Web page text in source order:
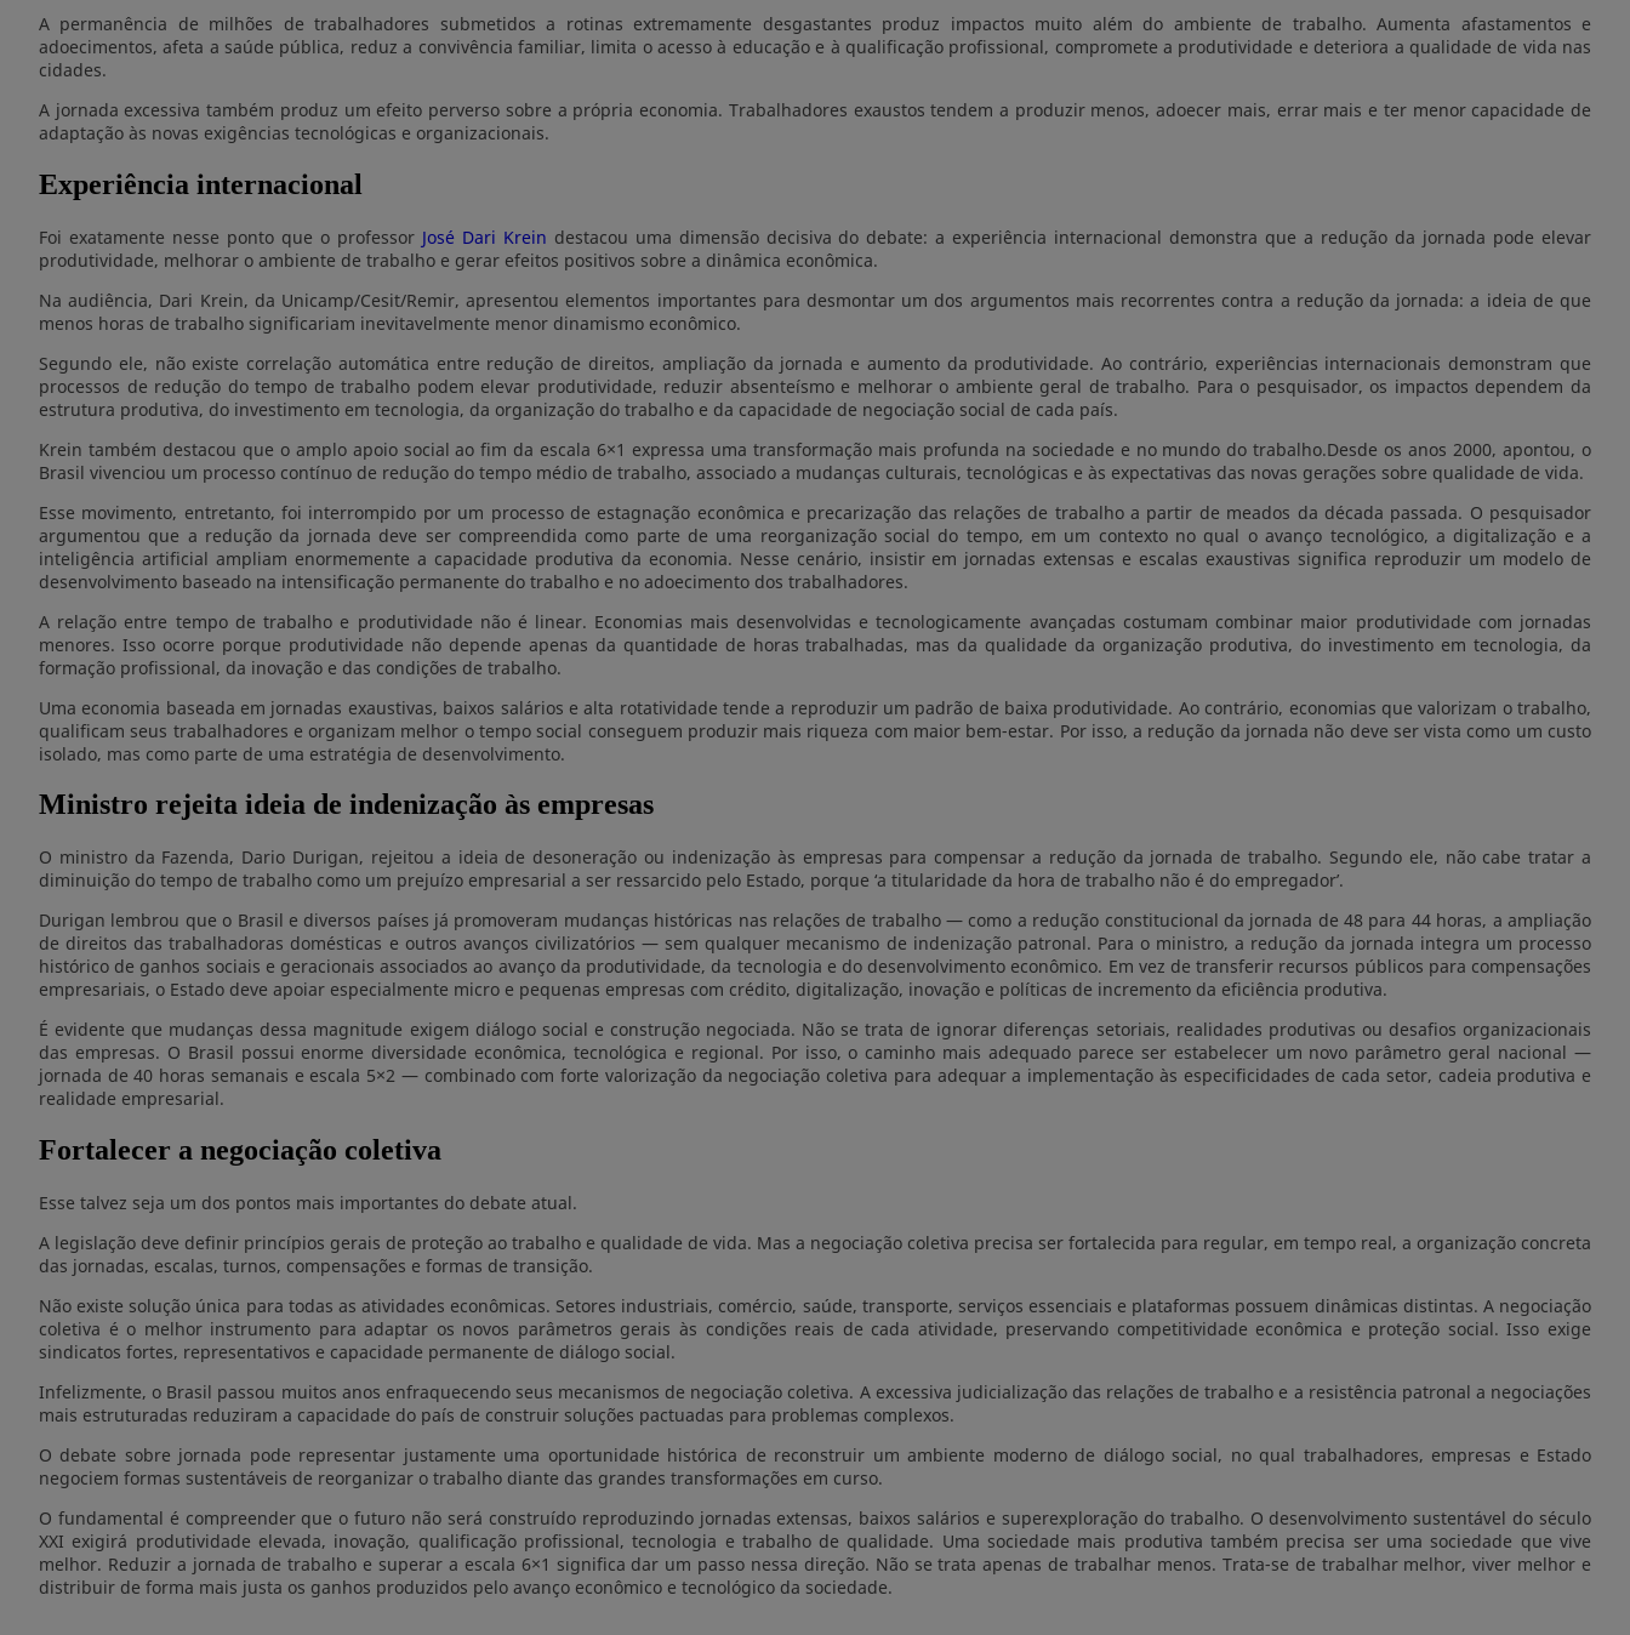
A permanência de milhões de trabalhadores submetidos a rotinas extremamente desgastantes produz impactos muito além do ambiente de trabalho. Aumenta afastamentos e
adoecimentos, afeta a saúde pública, reduz a convivência familiar, limita o acesso à educação e à qualificação profissional, compromete a produtividade e deteriora a qualidade de vida nas
cidades.
A jornada excessiva também produz um efeito perverso sobre a própria economia. Trabalhadores exaustos tendem a produzir menos, adoecer mais, errar mais e ter menor capacidade de
adaptação às novas exigências tecnológicas e organizacionais.
Experiência internacional
Foi exatamente nesse ponto que o professor José Dari Krein destacou uma dimensão decisiva do debate: a experiência internacional demonstra que a redução da jornada pode elevar
produtividade, melhorar o ambiente de trabalho e gerar efeitos positivos sobre a dinâmica econômica.
Na audiência, Dari Krein, da Unicamp/Cesit/Remir, apresentou elementos importantes para desmontar um dos argumentos mais recorrentes contra a redução da jornada: a ideia de que
menos horas de trabalho significariam inevitavelmente menor dinamismo econômico.
Segundo ele, não existe correlação automática entre redução de direitos, ampliação da jornada e aumento da produtividade. Ao contrário, experiências internacionais demonstram que
processos de redução do tempo de trabalho podem elevar produtividade, reduzir absenteísmo e melhorar o ambiente geral de trabalho. Para o pesquisador, os impactos dependem da
estrutura produtiva, do investimento em tecnologia, da organização do trabalho e da capacidade de negociação social de cada país.
Krein também destacou que o amplo apoio social ao fim da escala 6×1 expressa uma transformação mais profunda na sociedade e no mundo do trabalho.Desde os anos 2000, apontou, o
Brasil vivenciou um processo contínuo de redução do tempo médio de trabalho, associado a mudanças culturais, tecnológicas e às expectativas das novas gerações sobre qualidade de vida.
Esse movimento, entretanto, foi interrompido por um processo de estagnação econômica e precarização das relações de trabalho a partir de meados da década passada. O pesquisador
argumentou que a redução da jornada deve ser compreendida como parte de uma reorganização social do tempo, em um contexto no qual o avanço tecnológico, a digitalização e a
inteligência artificial ampliam enormemente a capacidade produtiva da economia. Nesse cenário, insistir em jornadas extensas e escalas exaustivas significa reproduzir um modelo de
desenvolvimento baseado na intensificação permanente do trabalho e no adoecimento dos trabalhadores.
A relação entre tempo de trabalho e produtividade não é linear. Economias mais desenvolvidas e tecnologicamente avançadas costumam combinar maior produtividade com jornadas
menores. Isso ocorre porque produtividade não depende apenas da quantidade de horas trabalhadas, mas da qualidade da organização produtiva, do investimento em tecnologia, da
formação profissional, da inovação e das condições de trabalho.
Uma economia baseada em jornadas exaustivas, baixos salários e alta rotatividade tende a reproduzir um padrão de baixa produtividade. Ao contrário, economias que valorizam o trabalho,
qualificam seus trabalhadores e organizam melhor o tempo social conseguem produzir mais riqueza com maior bem-estar. Por isso, a redução da jornada não deve ser vista como um custo
isolado, mas como parte de uma estratégia de desenvolvimento.
Ministro rejeita ideia de indenização às empresas
O ministro da Fazenda, Dario Durigan, rejeitou a ideia de desoneração ou indenização às empresas para compensar a redução da jornada de trabalho. Segundo ele, não cabe tratar a
diminuição do tempo de trabalho como um prejuízo empresarial a ser ressarcido pelo Estado, porque ‘a titularidade da hora de trabalho não é do empregador’.
Durigan lembrou que o Brasil e diversos países já promoveram mudanças históricas nas relações de trabalho — como a redução constitucional da jornada de 48 para 44 horas, a ampliação
de direitos das trabalhadoras domésticas e outros avanços civilizatórios — sem qualquer mecanismo de indenização patronal. Para o ministro, a redução da jornada integra um processo
histórico de ganhos sociais e geracionais associados ao avanço da produtividade, da tecnologia e do desenvolvimento econômico. Em vez de transferir recursos públicos para compensações
empresariais, o Estado deve apoiar especialmente micro e pequenas empresas com crédito, digitalização, inovação e políticas de incremento da eficiência produtiva.
É evidente que mudanças dessa magnitude exigem diálogo social e construção negociada. Não se trata de ignorar diferenças setoriais, realidades produtivas ou desafios organizacionais
das empresas. O Brasil possui enorme diversidade econômica, tecnológica e regional. Por isso, o caminho mais adequado parece ser estabelecer um novo parâmetro geral nacional —
jornada de 40 horas semanais e escala 5×2 — combinado com forte valorização da negociação coletiva para adequar a implementação às especificidades de cada setor, cadeia produtiva e
realidade empresarial.
Fortalecer a negociação coletiva
Esse talvez seja um dos pontos mais importantes do debate atual.
A legislação deve definir princípios gerais de proteção ao trabalho e qualidade de vida. Mas a negociação coletiva precisa ser fortalecida para regular, em tempo real, a organização concreta
das jornadas, escalas, turnos, compensações e formas de transição.
Não existe solução única para todas as atividades econômicas. Setores industriais, comércio, saúde, transporte, serviços essenciais e plataformas possuem dinâmicas distintas. A negociação
coletiva é o melhor instrumento para adaptar os novos parâmetros gerais às condições reais de cada atividade, preservando competitividade econômica e proteção social. Isso exige
sindicatos fortes, representativos e capacidade permanente de diálogo social.
Infelizmente, o Brasil passou muitos anos enfraquecendo seus mecanismos de negociação coletiva. A excessiva judicialização das relações de trabalho e a resistência patronal a negociações
mais estruturadas reduziram a capacidade do país de construir soluções pactuadas para problemas complexos.
O debate sobre jornada pode representar justamente uma oportunidade histórica de reconstruir um ambiente moderno de diálogo social, no qual trabalhadores, empresas e Estado
negociem formas sustentáveis de reorganizar o trabalho diante das grandes transformações em curso.
O fundamental é compreender que o futuro não será construído reproduzindo jornadas extensas, baixos salários e superexploração do trabalho. O desenvolvimento sustentável do século
XXI exigirá produtividade elevada, inovação, qualificação profissional, tecnologia e trabalho de qualidade. Uma sociedade mais produtiva também precisa ser uma sociedade que vive
melhor. Reduzir a jornada de trabalho e superar a escala 6×1 significa dar um passo nessa direção. Não se trata apenas de trabalhar menos. Trata-se de trabalhar melhor, viver melhor e
distribuir de forma mais justa os ganhos produzidos pelo avanço econômico e tecnológico da sociedade.